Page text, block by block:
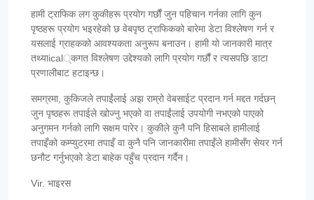
हामी ट्राफिक लग कुकीहरू प्रयोग गर्छौं जुन पहिचान गर्नका लागि कुन
पृष्ठहरू प्रयोग भइरहेको छ वेबपृष्ठ ट्राफिकको बारेमा डेटा विश्लेषण गर्न र
यसलाई ग्राहकको आवश्यकता अनुरूप बनाउन। हामी यो जानकारी मात्र
तथ्याical्कगत विश्लेषण उद्देश्यको लागि प्रयोग गर्छौं र त्यसपछि डाटा
प्रणालीबाट हटाइन्छ।
समग्रमा, कुकिजले तपाईंलाई अझ राम्रो वेबसाईट प्रदान गर्न मद्दत गर्दछन्
जुन पृष्ठहरू तपाईले खोज्नु भएको वा तपाईंलाई उपयोगी नभएको पाएको
अनुगमन गर्नको लागि सक्षम पारेर। कुकीले कुनै पनि हिसाबले हामीलाई
तपाइँको कम्प्युटरमा तपाइँ वा कुनै पनि जानकारीमा तपाइँले हामीसँग सेयर गर्न
छनौट गर्नुभएको डेटा बाहेक पहुँच प्रदान गर्दैन।
Vir. भाइरस